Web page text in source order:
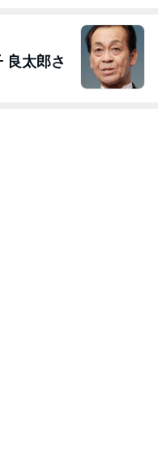
良太郎さ